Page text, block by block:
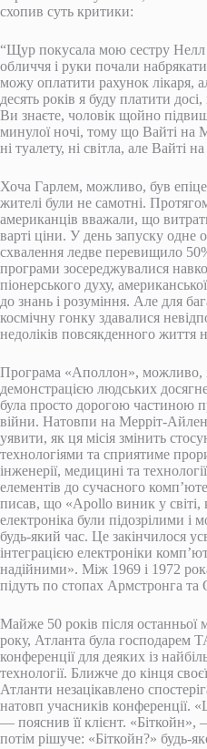
схопив суть критики:
“Щур покусала мою сестру Нелл
обличчя і руки почали
можу оплатити рахунок лікаря,
десять років я буду платити
Ви знаєте, чоловік щойно
минулої ночі, тому що Вайті на
ні туалету, ні світла, але Вайті на
Хоча Гарлем, можливо, був
жителі були не самотні.
американців вважали, що
варті ціни. У день запуску одне
схвалення ледве перевищило
програми зосереджувалися
піонерського духу,
до знань і розуміння. Але для
космічну гонку здавалися
недоліків повсякденного життя
Програма «Аполлон», можливо,
демонстрацією людських
була просто дорогою частиною
війни. Натовпи на Мерріт-
уявити, як ця місія змінить
технологіями та сприятиме
інженерії, медицині та
елементів до сучасного
писав, що «Apollo виник у світі,
електроніка були підозрілими і
будь-який час. Це закінчилося
інтеграцією електроніки
надійними». Між 1969 і 1972
підуть по стопах Армстронга та
Майже 50 років після останньої
року, Атланта була господарем
конференції для деяких із
технології. Ближче до кінця
Атланти незацікавлено
натовп учасників конференції.
— пояснив її клієнт.
потім рішуче: «Біткойн?» будь-